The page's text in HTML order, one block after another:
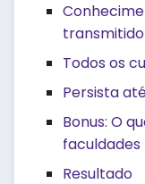
transmitido
Todos os
Persista
Bonus: O
faculdades
Resultado